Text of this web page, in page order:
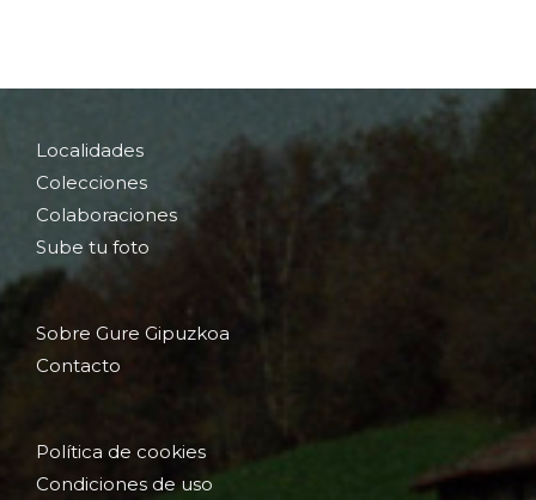
Localidades
Colecciones
Colaboraciones
Sube tu foto
Sobre Gure Gipuzkoa
Contacto
Política de cookies
Condiciones de uso